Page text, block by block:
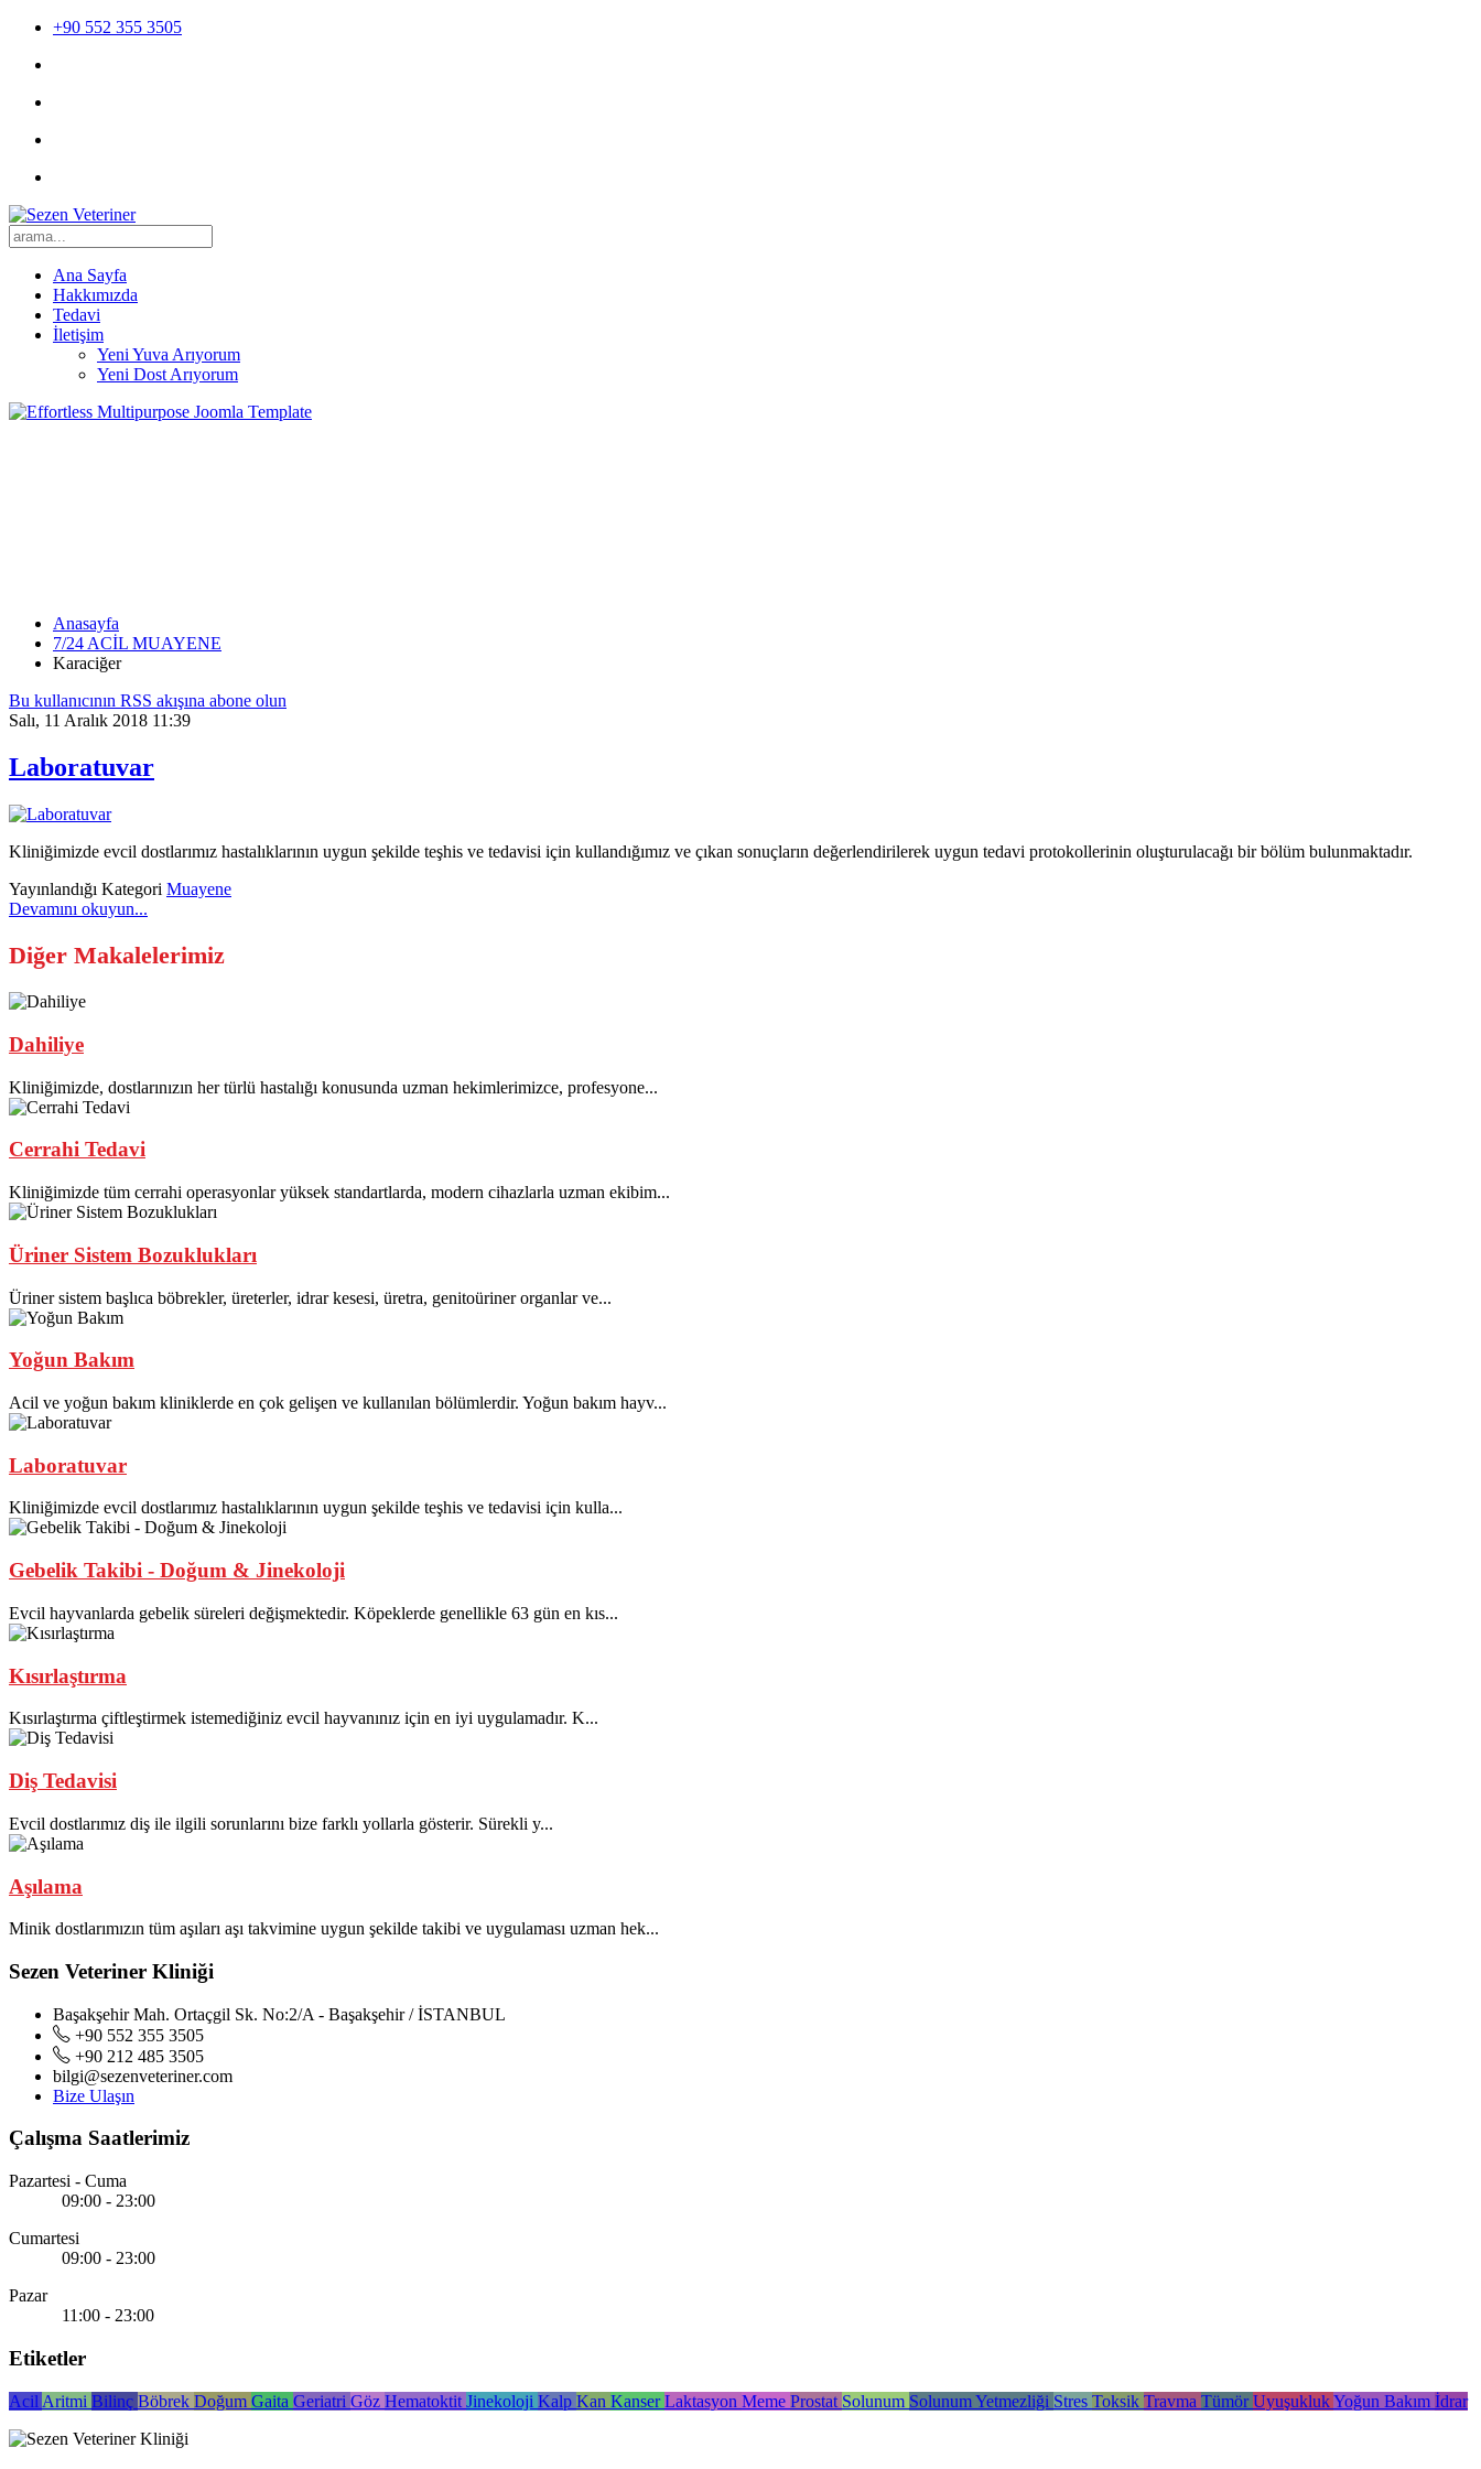
+90 552 355 3505
Ana Sayfa
Hakkımızda
Tedavi
İletişim
Yeni Yuva Arıyorum
Yeni Dost Arıyorum
Anasayfa
7/24 ACİL MUAYENE
Karaciğer
Bu kullanıcının RSS akışına abone olun
Salı, 11 Aralık 2018 11:39
Laboratuvar
Kliniğimizde evcil dostlarımız hastalıklarının uygun şekilde teşhis ve tedavisi için kullandığımız ve çıkan sonuçların değerlendirilerek uygun tedavi protokollerinin oluşturulacağı bir bölüm bulunmaktadır.
Yayınlandığı Kategori Muayene
Devamını okuyun...
Diğer Makalelerimiz
Dahiliye
Kliniğimizde, dostlarınızın her türlü hastalığı konusunda uzman hekimlerimizce, profesyone...
Cerrahi Tedavi
Kliniğimizde tüm cerrahi operasyonlar yüksek standartlarda, modern cihazlarla uzman ekibim...
Üriner Sistem Bozuklukları
Üriner sistem başlıca böbrekler, üreterler, idrar kesesi, üretra, genitoüriner organlar ve...
Yoğun Bakım
Acil ve yoğun bakım kliniklerde en çok gelişen ve kullanılan bölümlerdir. Yoğun bakım hayv...
Laboratuvar
Kliniğimizde evcil dostlarımız hastalıklarının uygun şekilde teşhis ve tedavisi için kulla...
Gebelik Takibi - Doğum & Jinekoloji
Evcil hayvanlarda gebelik süreleri değişmektedir. Köpeklerde genellikle 63 gün en kıs...
Kısırlaştırma
Kısırlaştırma çiftleştirmek istemediğiniz evcil hayvanınız için en iyi uygulamadır. K...
Diş Tedavisi
Evcil dostlarımız diş ile ilgili sorunlarını bize farklı yollarla gösterir. Sürekli y...
Aşılama
Minik dostlarımızın tüm aşıları aşı takvimine uygun şekilde takibi ve uygulaması uzman hek...
Sezen Veteriner Kliniği
Başakşehir Mah. Ortaçgil Sk. No:2/A - Başakşehir / İSTANBUL
+90 552 355 3505
+90 212 485 3505
bilgi@sezenveteriner.com
Bize Ulaşın
Çalışma Saatlerimiz
Pazartesi - Cuma
09:00 - 23:00
Cumartesi
09:00 - 23:00
Pazar
11:00 - 23:00
Etiketler
Acil Aritmi Bilinç Böbrek Doğum Gaita Geriatri Göz Hematoktit Jinekoloji Kalp Kan KanserLaktasyon Meme Prostat Solunum Solunum Yetmezliği Stres Toksik Travma Tümör UyuşuklukYoğun Bakım İdrar